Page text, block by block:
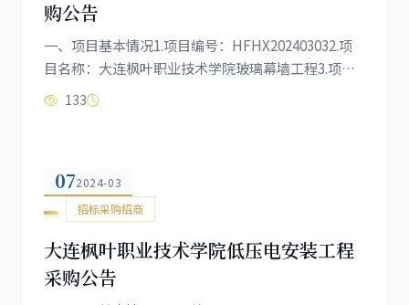
购公告
一、项目基本情况1.项目编号：HFHX202403032.项
目名称：大连枫叶职业技术学院玻璃幕墙工程3.项目
概况与招标范围：3.1本次招标项目的建设地点：大连
市甘井子区营城子镇大黑石村0号。3.2工程规模：大
格要求：1.在中国境内注册的独立企业法人；2.具有建
设行政主管部门颁发的建筑幕墙工程专业承包二级及
以上资质，无在处罚期内的不...
133
072024-03
招标采购招商
大连枫叶职业技术学院低压电安装工程
采购公告